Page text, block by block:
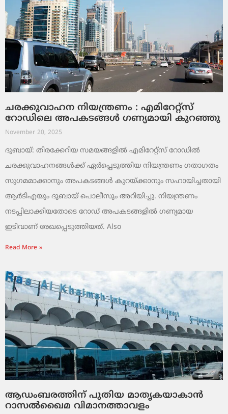
ചരക്കുവാഹന നിയന്ത്രണം : എമിറേറ്റ്സ്
റോഡിലെ അപകടങ്ങൾ ഗണ്യമായി കുറഞ്ഞു
November 20, 2025
ദുബായ്: തിരക്കേറിയ സമയങ്ങളിൽ എമിറേറ്റ്സ് റോഡിൽ
ചരക്കുവാഹനങ്ങൾക്ക് ഏർപ്പെടുത്തിയ നിയന്ത്രണം ഗതാഗതം
സുഗമമാക്കാനും അപകടങ്ങൾ കുറയ്ക്കാനും സഹായിച്ചതായി
ആർടിഎയും ദുബായ് പൊലീസും അറിയിച്ചു. നിയന്ത്രണം
നടപ്പിലാക്കിയതോടെ റോഡ് അപകടങ്ങളിൽ ഗണ്യമായ
ഇടിവാണ് രേഖപ്പെടുത്തിയത്. Also
Read More »
ആഡംബരത്തിന് പുതിയ മാതൃകയാകാൻ
റാസൽഖൈമ വിമാനത്താവളം